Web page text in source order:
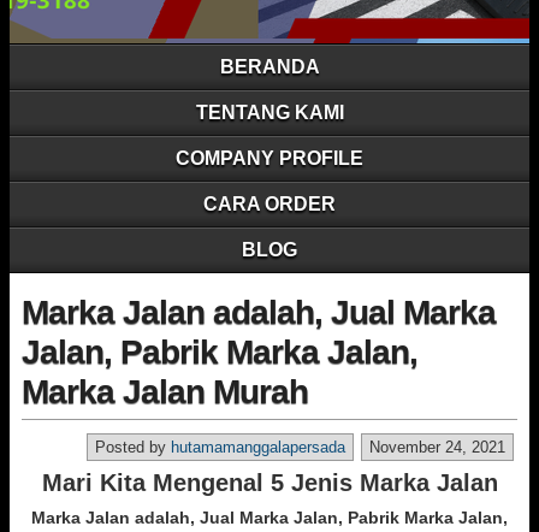
BERANDA
TENTANG KAMI
COMPANY PROFILE
CARA ORDER
BLOG
Marka Jalan adalah, Jual Marka
Jalan, Pabrik Marka Jalan,
Marka Jalan Murah
November 24, 2021
Posted by hutamamanggalapersada
Mari Kita Mengenal 5 Jenis Marka Jalan
Marka Jalan adalah, Jual Marka Jalan, Pabrik Marka Jalan,